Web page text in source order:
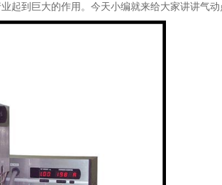
到巨大的作用。今天小编就来给大家讲讲气动